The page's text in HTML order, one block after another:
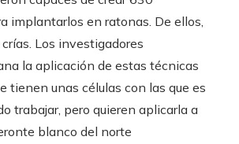
implantarlos en ratonas. De ellos,
Los investigadores
la aplicación de estas técnicas
tienen unas células con las que es
trabajar, pero quieren aplicarla a
blanco del norte